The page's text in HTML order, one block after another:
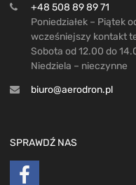
+48 508 89 89 71
Poniedziałek – Piątek
wcześniejszy kontakt
Sobota od 12.00 do
Niedziela – nieczynne
biuro@aerodron.pl
SPRAWDŹ NAS